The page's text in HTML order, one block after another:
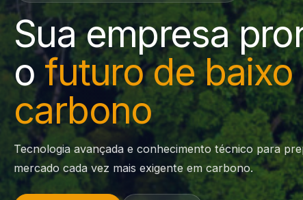
Sua empresa
ofuturo de baixo
carbono
Tecnologia avançada e conhecimento técnico para
mercado cada vez mais exigente em carbono.